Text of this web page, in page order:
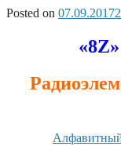
Posted on 07.09.2017